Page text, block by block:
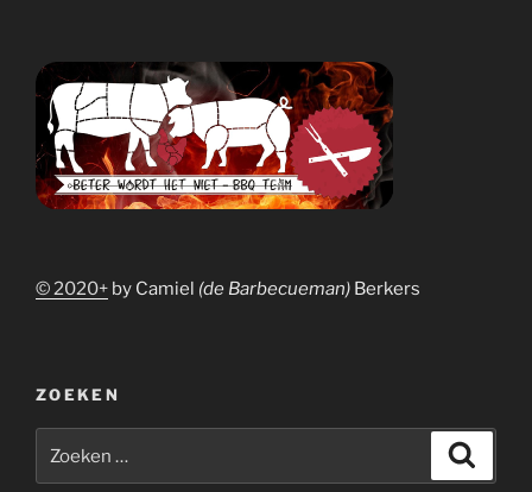
© 2020+ by Camiel (de Barbecueman) Berkers
ZOEKEN